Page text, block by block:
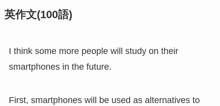
英作文(100語)
I think some more people will study on their
smartphones in the future.
First, smartphones will be used as alternatives to